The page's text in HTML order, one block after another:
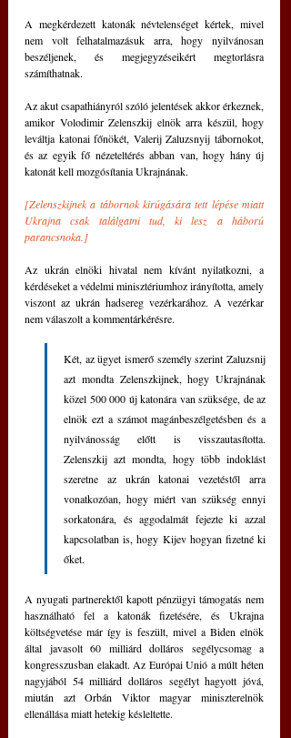
A megkérdezett katonák névtelenséget kértek, mivel
nem volt felhatalmazásuk arra, hogy nyilvánosan
beszéljenek, és megjegyzéseikért megtorlásra
számíthatnak.
Az akut csapathiányról szóló jelentések akkor érkeznek,
amikor Volodimir Zelenszkij elnök arra készül, hogy
leváltja katonai főnökét, Valerij Zaluzsnyij tábornokot,
és az egyik fő nézeteltérés abban van, hogy hány új
katonát kell mozgósítania Ukrajnának.
[Zelenszkijnek a tábornok kirúgására tett lépése miatt
Ukrajna csak találgatni tud, ki lesz a háború
parancsnoka.]
Az ukrán elnöki hivatal nem kívánt nyilatkozni, a
kérdéseket a védelmi minisztériumhoz irányította, amely
viszont az ukrán hadsereg vezérkarához. A vezérkar
nem válaszolt a kommentárkérésre.
Két, az ügyet ismerő személy szerint Zaluzsnij
azt mondta Zelenszkijnek, hogy Ukrajnának
közel 500 000 új katonára van szüksége, de az
elnök ezt a számot magánbeszélgetésben és a
nyilvánosság előtt is visszautasította.
Zelenszkij azt mondta, hogy több indoklást
szeretne az ukrán katonai vezetéstől arra
vonatkozóan, hogy miért van szükség ennyi
sorkatonára, és aggodalmát fejezte ki azzal
kapcsolatban is, hogy Kijev hogyan fizetné ki
őket.
A nyugati partnerektől kapott pénzügyi támogatás nem
használható fel a katonák fizetésére, és Ukrajna
költségvetése már így is feszült, mivel a Biden elnök
által javasolt 60 milliárd dolláros segélycsomag a
kongresszusban elakadt. Az Európai Unió a múlt héten
nagyjából 54 milliárd dolláros segélyt hagyott jóvá,
miután azt Orbán Viktor magyar miniszterelnök
ellenállása miatt hetekig késleltette.